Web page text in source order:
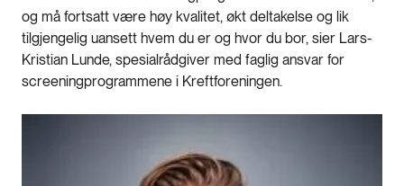
og må fortsatt være høy kvalitet, økt deltakelse og lik
tilgjengelig uansett hvem du er og hvor du bor, sier Lars-
Kristian Lunde, spesialrådgiver med faglig ansvar for
screeningprogrammene i Kreftforeningen.